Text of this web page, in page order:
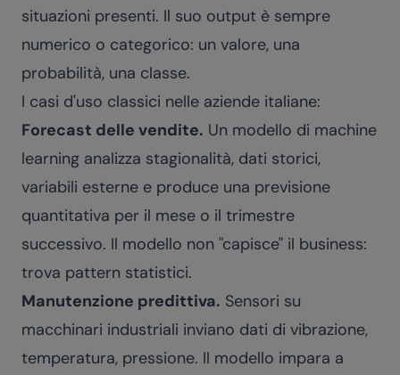
situazioni presenti. Il suo output è sempre
numerico o categorico: un valore, una
probabilità, una classe.
I casi d'uso classici nelle aziende italiane:
Forecast delle vendite. Un modello di machine
learning analizza stagionalità, dati storici,
variabili esterne e produce una previsione
quantitativa per il mese o il trimestre
successivo. Il modello non "capisce" il business:
trova pattern statistici.
Manutenzione predittiva. Sensori su
macchinari industriali inviano dati di vibrazione,
temperatura, pressione. Il modello impara a